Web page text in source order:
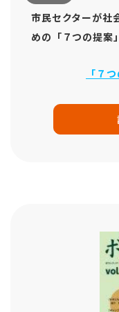
市民セクターが社
めの「７つの提案」
「７